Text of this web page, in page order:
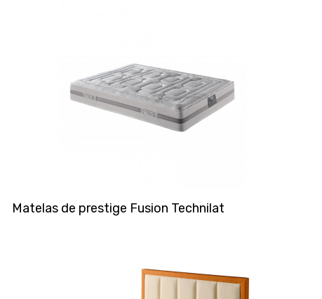
Matelas de prestige Fusion Technilat